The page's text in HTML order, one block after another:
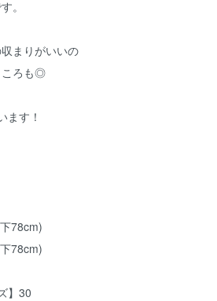
。
まりがいいの
ころも◎
ます！
78cm)
78cm)
】30